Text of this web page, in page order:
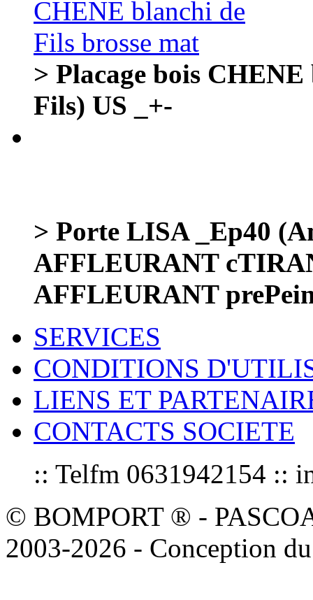
> Placage bois
Fils) US _+-
> Porte LISA _Ep40
AFFLEURANT
AFFLEURANT
SERVICES
CONDITIONS
LIENS ET
CONTACTS SOCIETE
:: Telfm 0631942154 ::
© BOMPORT ® -
2003-2026 - Conception